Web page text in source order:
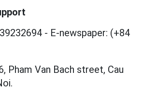
- E-newspaper: (+84
Pham Van Bach street, Cau